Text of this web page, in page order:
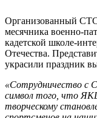
Организованный СТС
месячника военно-
кадетской школе-
Отечества.
украсили праздник
«Сотрудничество с
символ того, что
творческому